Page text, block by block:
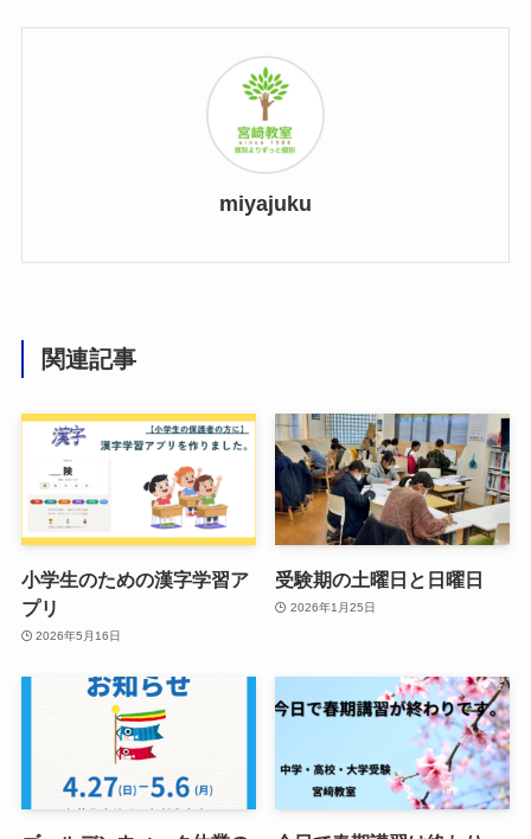
miyajuku
関連記事
小学生のための漢字学習ア
プリ
2026年5月16日
受験期の土曜日と日曜日
2026年1月25日